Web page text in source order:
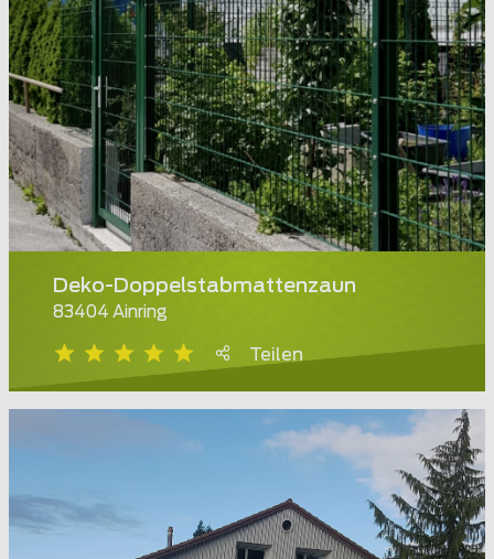
Deko-Doppelstabmattenzaun
83404 Ainring
Teilen